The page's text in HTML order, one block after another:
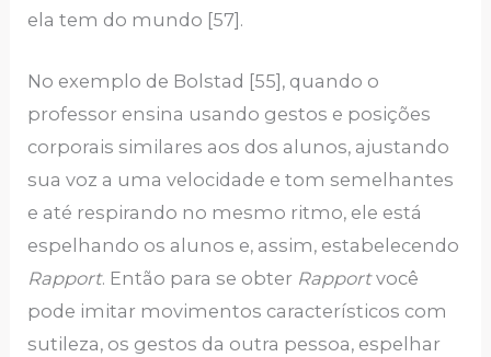
ela tem do mundo [57].
No exemplo de Bolstad [55], quando o
professor ensina usando gestos e posições
corporais similares aos dos alunos, ajustando
sua voz a uma velocidade e tom semelhantes
e até respirando no mesmo ritmo, ele está
espelhando os alunos e, assim, estabelecendo
Rapport. Então para se obter Rapportvocê
pode imitar movimentos característicos com
sutileza, os gestos da outra pessoa, espelhar